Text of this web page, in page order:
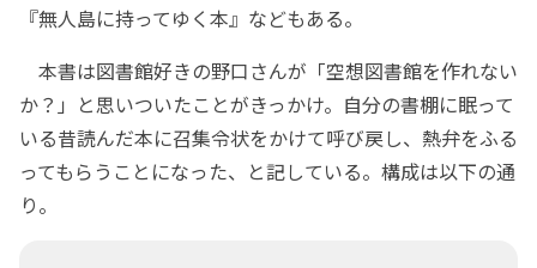
『無人島に持ってゆく本』などもある。
本書は図書館好きの野口さんが「空想図書館を作れない
か？」と思いついたことがきっかけ。自分の書棚に眠って
いる昔読んだ本に召集令状をかけて呼び戻し、熱弁をふる
ってもらうことになった、と記している。構成は以下の通
り。